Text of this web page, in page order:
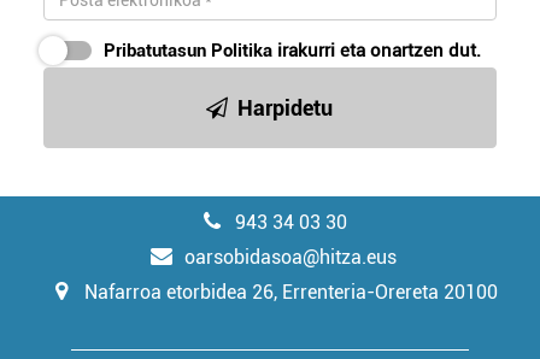
Pribatutasun Politika irakurri eta onartzen dut.
Harpidetu
943 34 03 30
oarsobidasoa@hitza.eus
Nafarroa etorbidea 26, Errenteria-Orereta 20100